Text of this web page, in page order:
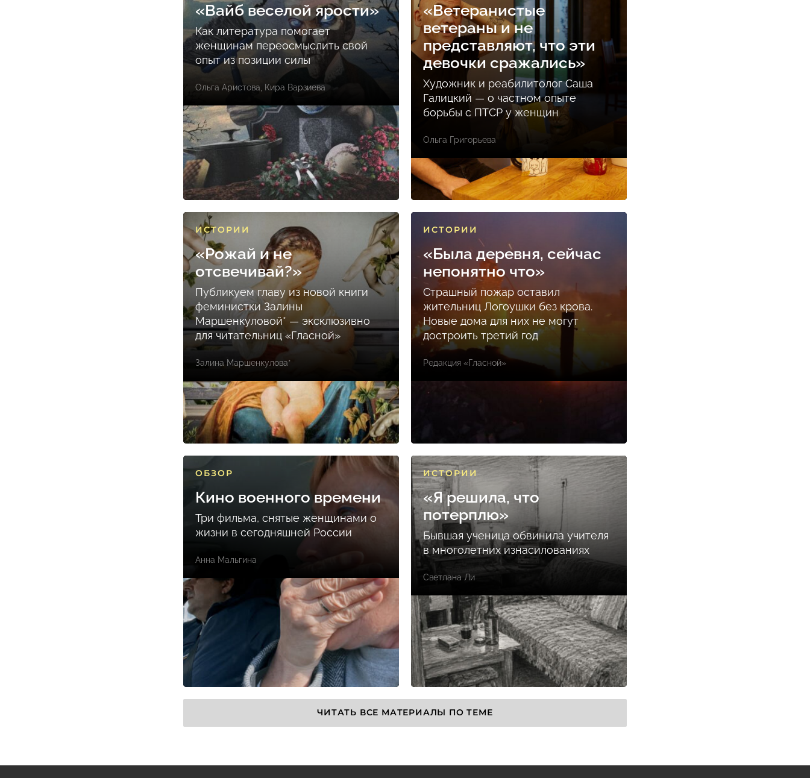
«Вайб веселой ярости»
Как литература помогает
женщинам переосмыслить свой
опыт из позиции силы
Ольга Аристова Кира Варзиева
«Ветеранистые
ветераны и не
представляют, что эти
девочки сражались»
Художник и реабилитолог Саша
Галицкий — о частном опыте
борьбы с ПТСР у женщин
Ольга Григорьева
ИСТОРИИ
«Рожай и не
отсвечивай?»
Публикуем главу из новой книги
феминистки Залины
Маршенкуловой* — эксклюзивно
для читательниц «Гласной»
Залина Маршенкулова*
ИСТОРИИ
«Была деревня, сейчас
непонятно что»
Страшный пожар оставил
жительниц Логоушки без крова.
Новые дома для них не могут
достроить третий год
Редакция «Гласной»
ОБЗОР
Кино военного времени
Три фильма, снятые женщинами о
жизни в сегодняшней России
Анна Мальгина
ИСТОРИИ
«Я решила, что
потерплю»
Бывшая ученица обвинила учителя
в многолетних изнасилованиях
Светлана Ли
ЧИТАТЬ ВСЕ МАТЕРИАЛЫ ПО ТЕМЕ